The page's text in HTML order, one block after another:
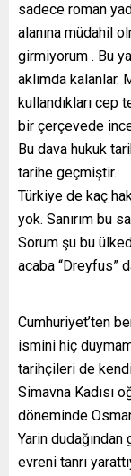
sadece roman
alanına müdahil
girmiyorum . Bu
aklımda kalanlar.
kullandıkları cep
bir çerçevede
Bu dava hukuk
tarihe geçmiştir..
Türkiye de kaç
yok. Sanırım bu
Sorum şu bu
acaba “Dreyfus”
Cumhuriyet’ten
ismini hiç
tarihçileri de
Simavna Kadısı
döneminde
Yarin
evreni tanrı